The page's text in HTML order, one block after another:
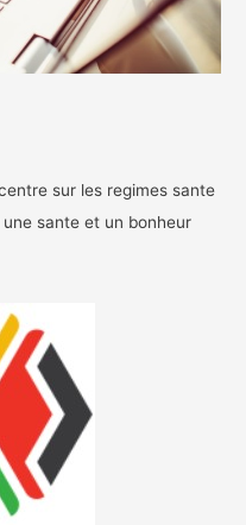
sur les regimes sante
sante et un bonheur